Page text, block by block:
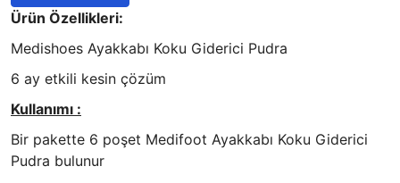
Ürün Özellikleri:
Medishoes Ayakkabı Koku Giderici Pudra
6 ay etkili kesin çözüm
Kullanımı :
Bir pakette 6 poşet Medifoot Ayakkabı Koku Giderici
Pudra bulunur